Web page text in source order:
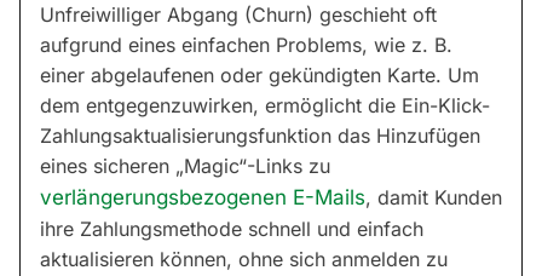
Unfreiwilliger Abgang (Churn) geschieht oft
aufgrund eines einfachen Problems, wie z. B.
einer abgelaufenen oder gekündigten Karte. Um
dem entgegenzuwirken, ermöglicht die Ein-Klick-
Zahlungsaktualisierungsfunktion das Hinzufügen
eines sicheren „Magic“-Links zu
verlängerungsbezogenen E-Mails, damit Kunden
ihre Zahlungsmethode schnell und einfach
aktualisieren können, ohne sich anmelden zu